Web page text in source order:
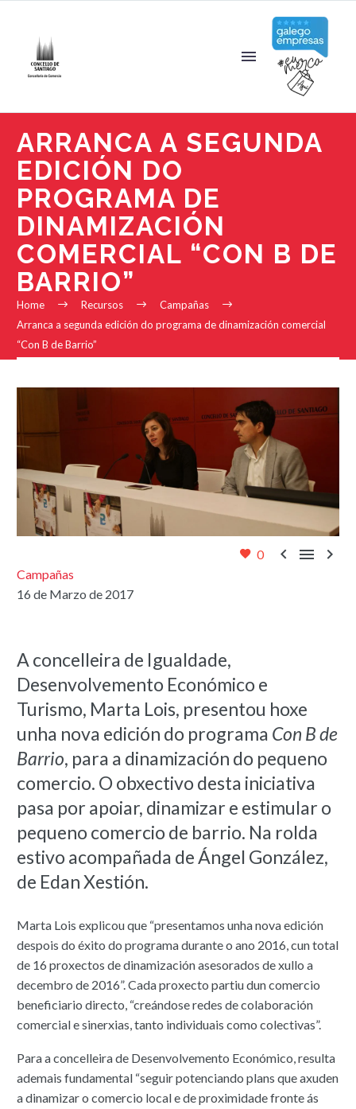
ARRANCA A SEGUNDA
EDICIÓN DO
PROGRAMA DE
DINAMIZACIÓN
COMERCIAL “CON B DE
BARRIO”
Home Recursos
Campañas
Arranca a segunda edición do programa de dinamización comercial
“Con B de Barrio”
0   
Campañas
16 de Marzo de 2017
A concelleira de Igualdade,
Desenvolvemento Económico e
Turismo, Marta Lois, presentou hoxe
unha nova edición do programa Con B de
Barrio, para a dinamización do pequeno
comercio. O obxectivo desta iniciativa
pasa por apoiar, dinamizar e estimular o
pequeno comercio de barrio. Na rolda
estivo acompañada de Ángel González,
de Edan Xestión.
Marta Lois explicou que “presentamos unha nova edición
despois do éxito do programa durante o ano 2016, cun total
de 16 proxectos de dinamización asesorados de xullo a
decembro de 2016”. Cada proxecto partiu dun comercio
beneficiario directo, “creándose redes de colaboración
comercial e sinerxias, tanto individuais como colectivas”.
Para a concelleira de Desenvolvemento Económico, resulta
ademais fundamental “seguir potenciando plans que axuden
a dinamizar o comercio local e de proximidade fronte ás